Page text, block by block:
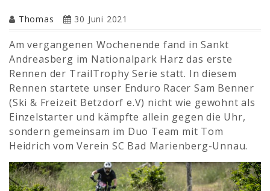
Thomas 30 Juni 2021
Am vergangenen Wochenende fand in Sankt
Andreasberg im Nationalpark Harz das erste
Rennen der TrailTrophy Serie statt. In diesem
Rennen startete unser Enduro Racer Sam Benner
(Ski & Freizeit Betzdorf e.V) nicht wie gewohnt als
Einzelstarter und kämpfte allein gegen die Uhr,
sondern gemeinsam im Duo Team mit Tom
Heidrich vom Verein SC Bad Marienberg-Unnau.